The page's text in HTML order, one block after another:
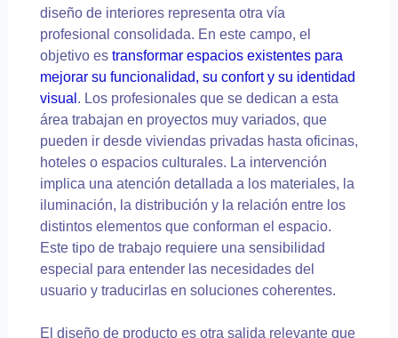
diseño de interiores representa otra vía
profesional consolidada. En este campo, el
objetivo es transformar espacios existentes para
mejorar su funcionalidad, su confort y su identidad
visual . Los profesionales que se dedican a esta
área trabajan en proyectos muy variados, que
pueden ir desde viviendas privadas hasta oficinas,
hoteles o espacios culturales. La intervención
implica una atención detallada a los materiales, la
iluminación, la distribución y la relación entre los
distintos elementos que conforman el espacio.
Este tipo de trabajo requiere una sensibilidad
especial para entender las necesidades del
usuario y traducirlas en soluciones coherentes.
El diseño de producto es otra salida relevante que